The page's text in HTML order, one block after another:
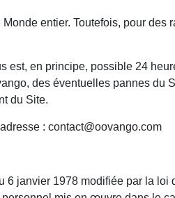
entier. Toutefois, pour
est, en principe, possible 24
des éventuelles pannes du
du Site.
: contact@oovango.com
6 janvier 1978 modifiée par la loi